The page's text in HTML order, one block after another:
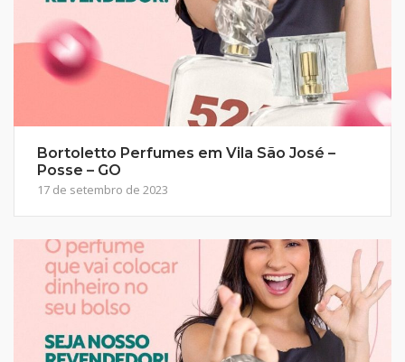
Bortoletto Perfumes em Vila São José –
Posse – GO
17 de setembro de 2023